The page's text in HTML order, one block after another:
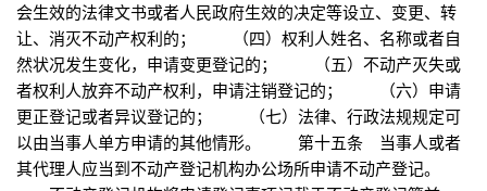
会生效的法律文书或者人民政府生效的决定等设立、变更、转
让、消灭不动产权利的； （四）权利人姓名、名称或者自
然状况发生变化，申请变更登记的； （五）不动产灭失或
者权利人放弃不动产权利，申请注销登记的； （六）申请
更正登记或者异议登记的； （七）法律、行政法规规定可
以由当事人单方申请的其他情形。 第十五条 当事人或者
其代理人应当到不动产登记机构办公场所申请不动产登记。